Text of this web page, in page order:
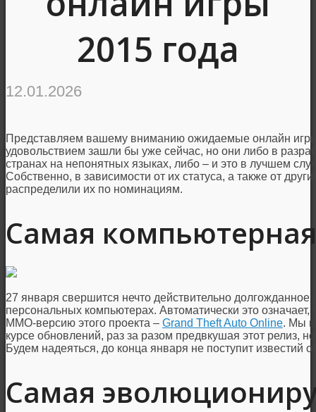
2015 года
12.01.2026
Представляем вашему вниманию ожидаемые онлайн
удовольствием зашли бы уже сейчас, но они либо в
странах на непонятных языках, либо – и это в лучшем
Собственно, в зависимости от их статуса, а также от
распределили их по номинациям.
Самая
27 января свершится нечто действительно долгожданное
персональных компьютерах. Автоматически это
ММО-версию этого проекта – Grand Theft Auto Online. Мы в
курсе обновлений, раз за разом предвкушая этот релиз,
Будем надеяться, до конца января не поступит известий
Самая